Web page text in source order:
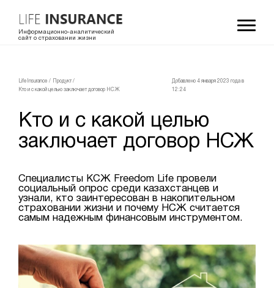
Информационно-аналитический
сайт о страховании жизни
LifeInsurance / Продукт/
Кто и с какой целью заключает договор НСЖ
Добавлено 4 января 2023 года в
12:24
Кто и с какой целью
заключает договор НСЖ
Специалисты КСЖ Freedom Life провели
социальный опрос среди казахстанцев и
узнали, кто заинтересован в накопительном
страховании жизни и почему НСЖ считается
самым надежным финансовым инструментом.